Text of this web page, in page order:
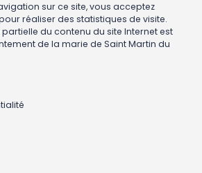
sur ce site, vous acceptez
réaliser des statistiques de visite.
du contenu du site Internet est
de la marie de Saint Martin du